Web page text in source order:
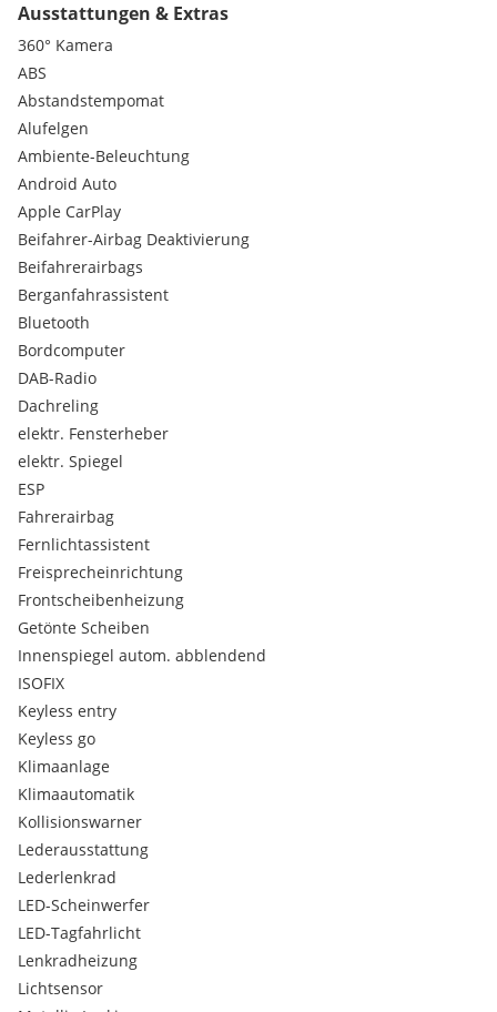
Haifischantenne
Keyless System (Handsfree Keycard)
10" Digitales Kombiinstrument
Dachhimmel aus Stoff
Geschwindigkeitsübertretungswarner - Overspeed
Prevention
Kosmetikspiegel
Beleuchtung
Zierelemente in Chrom
Rücksitzbank verschiebbar (16 cm)
Getriebe:2x4 DHT Hybrid Atomatikgetriebe
2 USB-Ports hinten
Ausstattungen & Extras
360° Kamera
ABS
Abstandstempomat
Alufelgen
Ambiente-Beleuchtung
Android Auto
Apple CarPlay
Beifahrer-Airbag Deaktivierung
Beifahrerairbags
Berganfahrassistent
Bluetooth
Bordcomputer
DAB-Radio
Dachreling
elektr. Fensterheber
elektr. Spiegel
ESP
Fahrerairbag
Fernlichtassistent
Freisprecheinrichtung
Frontscheibenheizung
Getönte Scheiben
Innenspiegel autom. abblendend
ISOFIX
Keyless entry
Keyless go
Klimaanlage
Klimaautomatik
Kollisionswarner
Lederausstattung
Lederlenkrad
LED-Scheinwerfer
LED-Tagfahrlicht
Lenkradheizung
Lichtsensor